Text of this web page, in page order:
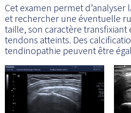
Cet examen permet d’analyser
et rechercher une éventuelle
taille, son caractère
tendons atteints. Des
tendinopathie peuvent être